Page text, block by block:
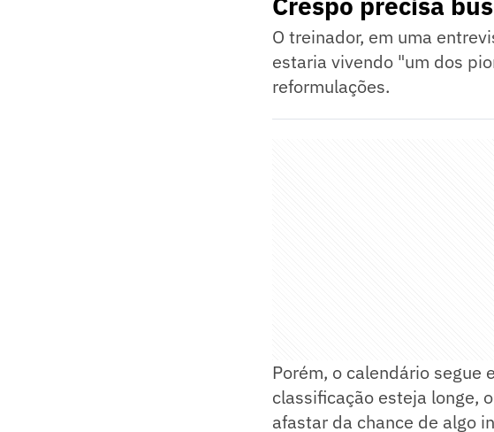
O treinador, em uma
estaria vivendo "um dos
reformulações.
Porém, o calendário segue
classificação esteja longe,
afastar da chance de algo